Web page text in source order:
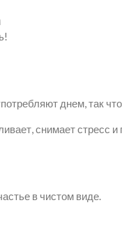
днем, так
снимает стресс и
в чистом виде.